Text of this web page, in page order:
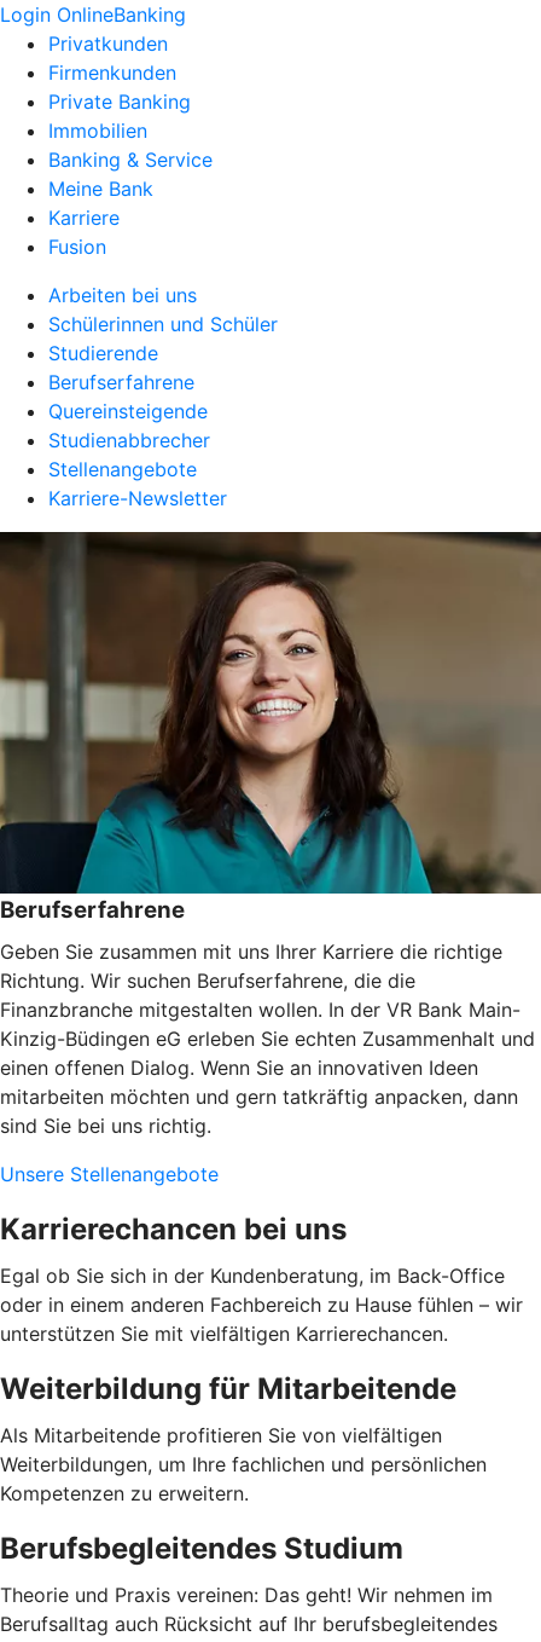
Login OnlineBanking
Privatkunden
Firmenkunden
Private Banking
Immobilien
Banking & Service
Meine Bank
Karriere
Fusion
Arbeiten bei uns
Schülerinnen und Schüler
Studierende
Berufserfahrene
Quereinsteigende
Studienabbrecher
Stellenangebote
Karriere-Newsletter
Berufserfahrene
Geben Sie zusammen mit uns Ihrer Karriere die richtige
Richtung. Wir suchen Berufserfahrene, die die
Finanzbranche mitgestalten wollen. In der VR Bank Main-
Kinzig-Büdingen eG erleben Sie echten Zusammenhalt und
einen offenen Dialog. Wenn Sie an innovativen Ideen
mitarbeiten möchten und gern tatkräftig anpacken, dann
sind Sie bei uns richtig.
Unsere Stellenangebote
Karrierechancen bei uns
Egal ob Sie sich in der Kundenberatung, im Back-Office
oder in einem anderen Fachbereich zu Hause fühlen – wir
unterstützen Sie mit vielfältigen Karrierechancen.
Weiterbildung für Mitarbeitende
Als Mitarbeitende profitieren Sie von vielfältigen
Weiterbildungen, um Ihre fachlichen und persönlichen
Kompetenzen zu erweitern.
Berufsbegleitendes Studium
Theorie und Praxis vereinen: Das geht! Wir nehmen im
Berufsalltag auch Rücksicht auf Ihr berufsbegleitendes